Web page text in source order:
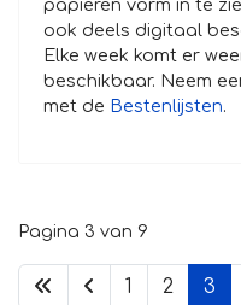
papieren vorm in te
ook deels digitaal
Elke week komt er
beschikbaar. Neem
met de Bestenlijsten.
Pagina 3 van 9
1 2 3